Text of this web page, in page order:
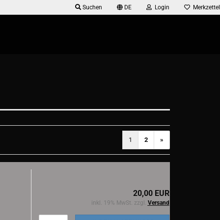
Suchen DE Login Merkzettel
1 2 »
20,00 EUR
inkl. 19% MwSt. zzgl. Versand